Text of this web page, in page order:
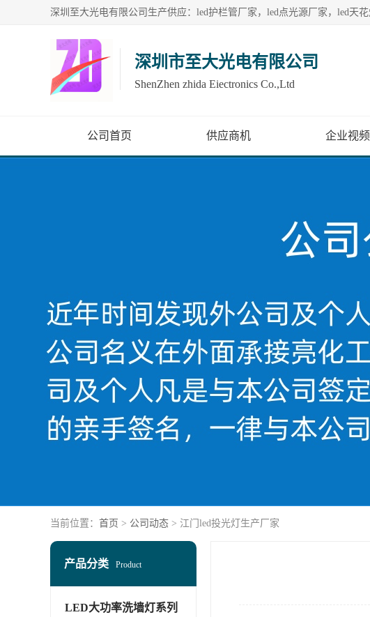
深圳市至大光电有限公司
ShenZhen zhida Eiectronics Co.,Ltd
公司首页 供应商机 企业视频
当前位置： 首页 > 公司动态 > 江门led投光灯生产厂家
产品分类 Product
LED大功率洗墙灯系列